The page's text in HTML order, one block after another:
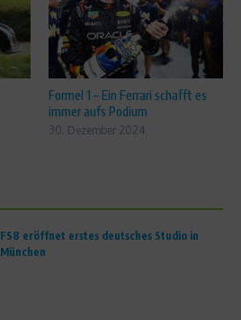
Formel 1 – Ein Ferrari schafft es
immer aufs Podium
30. Dezember 2024
FS8 eröffnet erstes deutsches Studio in
München